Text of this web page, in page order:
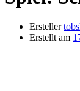
Ersteller
Erstellt am